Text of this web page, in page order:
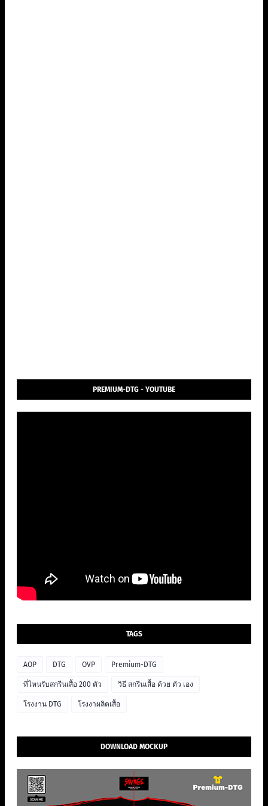
PREMIUM-DTG - YOUTUBE
TAGS
AOP DTG OVP Premium-DTG
ที่ไหนรับสกรีนเสื้อ 200 ตัว วิธี สกรีนเสื้อ ด้วย ตัว เอง
โรงงาน DTG โรงงาผลิตเสื้อ
DOWNLOAD MOCKUP